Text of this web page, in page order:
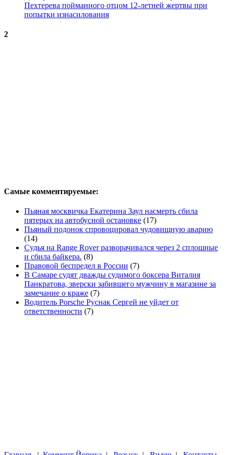
Пехтерева пойманного отцом 12-летней жертвы при
попытки изнасилования
2
Самые комментируемые:
Пьяная москвичка Екатерина Заул насмерть сбила
пятерых на автобусной остановке (17)
Пьяный подонок спровоцировал чудовищную аварию
(14)
Судья на Range Rover разворачивался через 2 сплошные
и сбила байкера. (8)
Правовой беспредел в России (7)
В Самаре судят дважды судимого боксера Виталия
Панкратова, зверски забившего мужчину в магазине за
замечание о краже (7)
Водитель Porsche Руснак Сергей не уйдет от
ответственности (7)